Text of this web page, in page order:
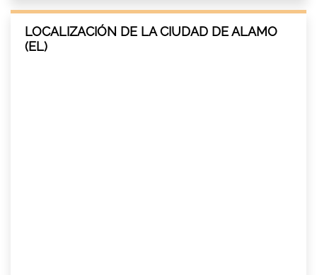
LOCALIZACIÓN DE LA CIUDAD DE ALAMO
(EL)